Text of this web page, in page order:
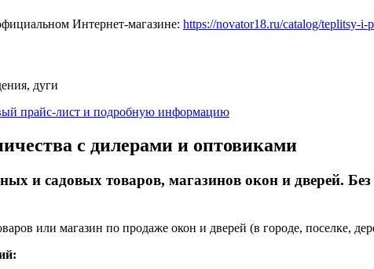
Интернет-магазине: https://novator18.ru/catalog/teplitsy-i-
дуги
прайс-лист и подробную информацию
с дилерами и оптовиками
и садовых товаров, магазинов окон и дверей. Без
или магазин по продаже окон и дверей (в городе, поселке,